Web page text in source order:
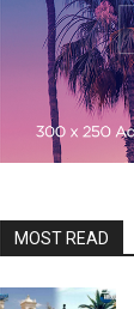
MOST READ